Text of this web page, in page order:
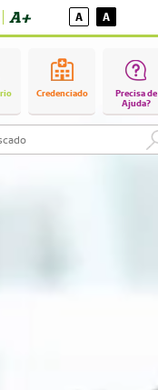
A+ A A
Credenciado
Precisa de
Ajuda?